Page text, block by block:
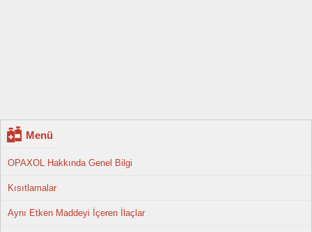
Menü
OPAXOL Hakkında Genel Bilgi
Kısıtlamalar
Aynı Etken Maddeyi İçeren İlaçlar